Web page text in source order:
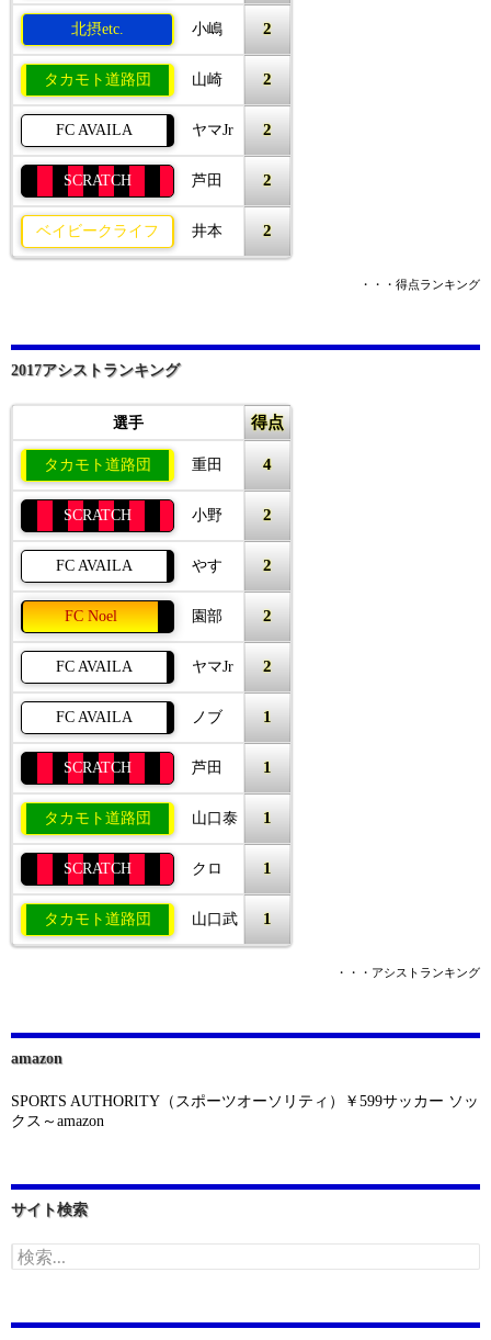
北摂etc. 小嶋 2
タカモト道路団 山崎 2
FC AVAILA ヤマJr 2
SCRATCH 芦田 2
ベイビークライフ 井本 2
・・・得点ランキング
2017アシストランキング
選手 得点
タカモト道路団 重田 4
SCRATCH 小野 2
FC AVAILA やす 2
FC Noel 園部 2
FC AVAILA ヤマJr 2
FC AVAILA ノブ 1
SCRATCH 芦田 1
タカモト道路団 山口泰 1
SCRATCH クロ 1
タカモト道路団 山口武 1
・・・アシストランキング
amazon
SPORTS AUTHORITY（スポーツオーソリティ）￥599サッカー ソッ
クス～amazon
サイト検索
検
索: